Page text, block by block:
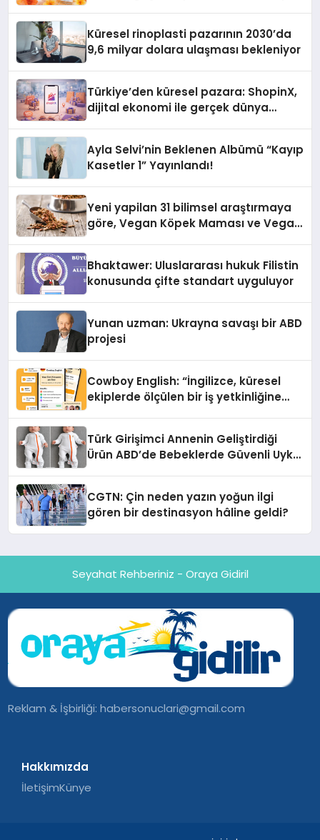
Küresel rinoplasti pazarının 2030’da
9,6 milyar dolara ulaşması bekleniyor
Türkiye’den küresel pazara: ShopinX,
dijital ekonomi ile gerçek dünya
Ayla Selvi’nin Beklenen Albümü “Kayıp
Kasetler 1” Yayınlandı!
Yeni yapilan 31 bilimsel araştırmaya
göre, Vegan Köpek Maması ve Vegan
Bhaktawer: Uluslararası hukuk Filistin
konusunda çifte standart uyguluyor
Yunan uzman: Ukrayna savaşı bir ABD
projesi
Cowboy English: “İngilizce, küresel
ekiplerde ölçülen bir iş yetkinliğine
Türk Girişimci Annenin Geliştirdiği
Ürün ABD’de Bebeklerde Güvenli Uyku
CGTN: Çin neden yazın yoğun ilgi
gören bir destinasyon hâline geldi?
Seyahat Rehberiniz - Oraya Gidiril
Reklam & İşbirliği:habersonuclari@gmail.com
Hakkımızda
İletişimKünye